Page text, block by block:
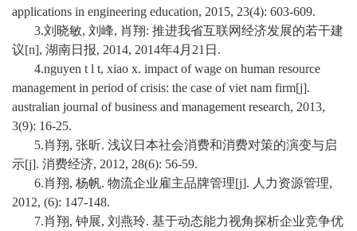
applications in engineering education, 2015, 23(4): 603-609.
3.刘晓敏, 刘峰, 肖翔: 推进我省互联网经济发展的若干建
议[n], 湖南日报, 2014, 2014年4月21日.
4.nguyen t l t, xiao x. impact of wage on human resource
management in period of crisis: the case of viet nam firm[j].
australian journal of business and management research, 2013,
3(9): 16-25.
5.肖翔, 张昕. 浅议日本社会消费和消费对策的演变与启
示[j]. 消费经济, 2012, 28(6): 56-59.
6.肖翔, 杨帆. 物流企业雇主品牌管理[j]. 人力资源管理,
2012, (6): 147-148.
7.肖翔, 钟展, 刘燕玲. 基于动态能力视角探析企业竞争优